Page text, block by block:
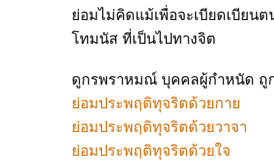
ย่อมไม่คิดแม้เพื่อจะเบียดเบียน
โทมนัส ที่เป็นไปทางจิต
ดูกรพราหมณ์ บุคคลผู้กำหนัด ถู
ย่อมประพฤติทุจริตด้วยกาย
ย่อมประพฤติทุจริตด้วยวาจา
ย่อมประพฤติทุจริตด้วยใจ